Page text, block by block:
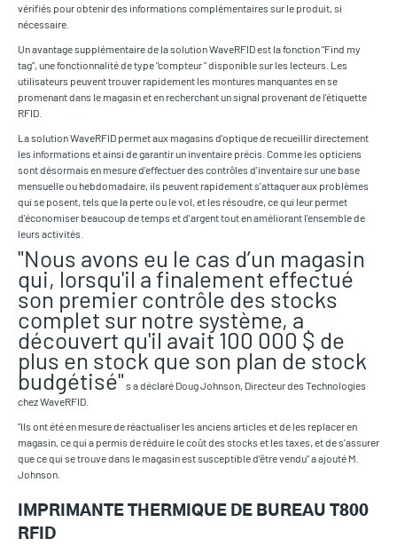
vérifiés pour obtenir des informations complémentaires sur le produit, si
nécessaire.
Un avantage supplémentaire de la solution WaveRFID est la fonction "Find my
tag", une fonctionnalité de type "compteur " disponible sur les lecteurs. Les
utilisateurs peuvent trouver rapidement les montures manquantes en se
promenant dans le magasin et en recherchant un signal provenant de l'étiquette
RFID.
La solution WaveRFID permet aux magasins d'optique de recueillir directement
les informations et ainsi de garantir un inventaire précis. Comme les opticiens
sont désormais en mesure d'effectuer des contrôles d'inventaire sur une base
mensuelle ou hebdomadaire, ils peuvent rapidement s'attaquer aux problèmes
qui se posent, tels que la perte ou le vol, et les résoudre, ce qui leur permet
d'économiser beaucoup de temps et d'argent tout en améliorant l'ensemble de
leurs activités.
"Nous avons eu le cas d’un magasin
qui, lorsqu'il a finalement effectué
son premier contrôle des stocks
complet sur notre système, a
découvert qu'il avait 100 000 $ de
plus en stock que son plan de stock
budgétisé" s a déclaré Doug Johnson, Directeur des Technologies
chez WaveRFID.
"Ils ont été en mesure de réactualiser les anciens articles et de les replacer en
magasin, ce qui a permis de réduire le coût des stocks et les taxes, et de s'assurer
que ce qui se trouve dans le magasin est susceptible d’être vendu" a ajouté M.
Johnson.
IMPRIMANTE THERMIQUE DE BUREAU T800
RFID